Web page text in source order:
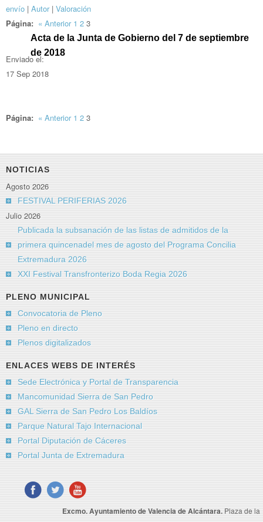
envío | Autor| Valoración
Página: « Anterior 1 2 3
Acta de la Junta de Gobierno del 7 de septiembre
de 2018
Enviado el:
17 Sep 2018
Página: « Anterior 1 2 3
NOTICIAS
Agosto 2026
FESTIVAL PERIFERIAS 2026
Julio 2026
Publicada la subsanación de las listas de admitidos de la
primera quincenadel mes de agosto del Programa Concilia
Extremadura 2026
XXI Festival Transfronterizo Boda Regia 2026
PLENO MUNICIPAL
Convocatoria de Pleno
Pleno en directo
Plenos digitalizados
ENLACES WEBS DE INTERÉS
Sede Electrónica y Portal de Transparencia
Mancomunidad Sierra de San Pedro
GAL Sierra de San Pedro Los Baldíos
Parque Natural Tajo Internacional
Portal Diputación de Cáceres
Portal Junta de Extremadura
Excmo. Ayuntamiento de Valencia de Alcántara. Plaza de la